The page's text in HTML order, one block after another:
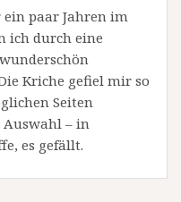
paar Jahren im
ich durch eine
Kriche gefiel mir so
Seiten
– in
es gefällt.